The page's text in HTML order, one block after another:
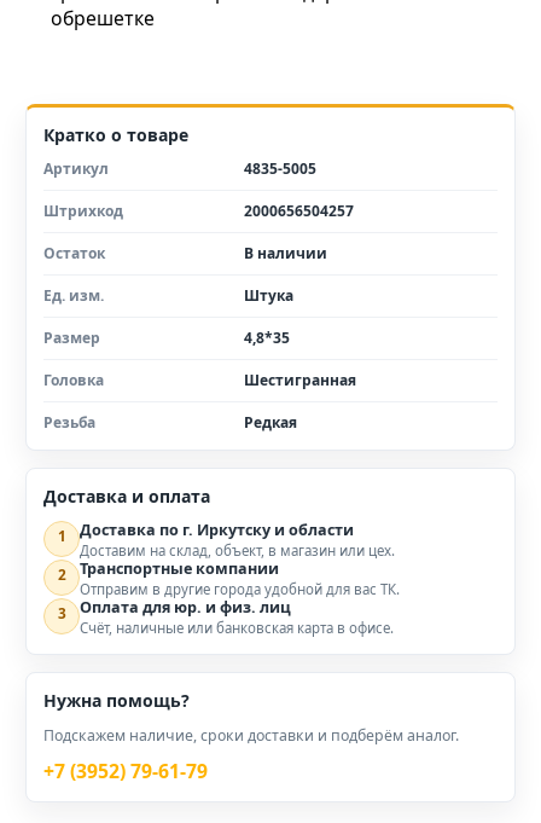
обрешетке
Кратко о товаре
Артикул 4835-5005
Штрихкод 2000656504257
Остаток В наличии
Ед. изм. Штука
Размер 4,8*35
Головка Шестигранная
Резьба Редкая
Доставка и оплата
1 Доставка по г. Иркутску и области
Доставим на склад, объект, в магазин или цех.
2 Транспортные компании
Отправим в другие города удобной для вас ТК.
3 Оплата для юр. и физ. лиц
Счёт, наличные или банковская карта в офисе.
Нужна помощь?
Подскажем наличие, сроки доставки и подберём аналог.
+7 (3952) 79-61-79